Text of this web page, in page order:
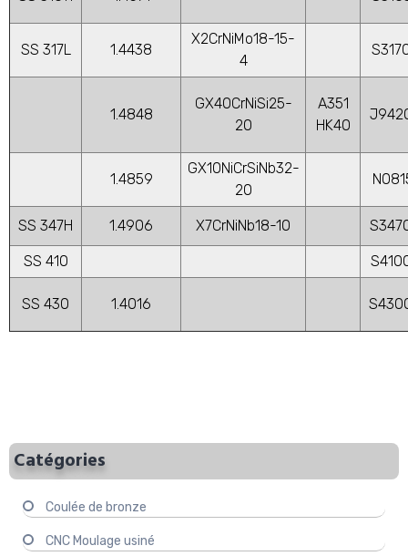
SS 317L 1.4438
X2CrNiMo18-15-
4
1.4848
GX40CrNiSi25-
20
A351
HK40
1.4859
GX10NiCrSiNb32-
20
SS 347H 1.4906 X7CrNiNb18-10
SS 410
SS 430 1.4016
Catégories
Coulée de bronze
CNC Moulage usiné